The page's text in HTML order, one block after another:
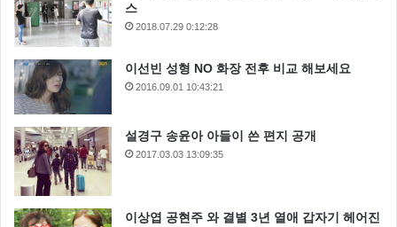
스
2018.07.29 0:12:28
이선빈 성형 NO 화장 전후 비교 해보세요
2016.09.01 10:43:21
설경구 송윤아 아들이 쓴 편지 공개
2017.03.03 13:09:35
이상엽 공현주 와 결별 3년 열애 갑자기 헤어진